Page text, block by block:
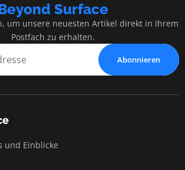
Surface
um unsere neuesten Artikel direkt in Ihrem
Postfach zu erhalten.
Abonnieren
und Einblicke